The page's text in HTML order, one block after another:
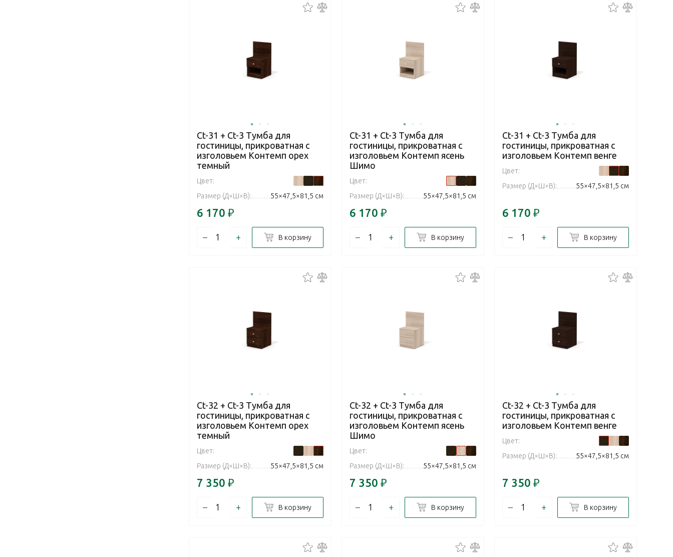
Ct-31 + Ct-3 Тумба для
гостиницы, прикроватная с
изголовьем Контемп орех
темный
Цвет:
Размер (Д×Ш×В):
55×47,5×81,5 см
6 170 ₽
– + В корзину
Ct-31 + Ct-3 Тумба для
гостиницы, прикроватная с
изголовьем Контемп ясень
Шимо
Цвет:
Размер (Д×Ш×В):
55×47,5×81,5 см
6 170 ₽
– + В корзину
Ct-31 + Ct-3 Тумба для
гостиницы, прикроватная с
изголовьем Контемп венге
Цвет:
Размер (Д×Ш×В):
55×47,5×81,5 см
6 170 ₽
– + В корзину
Ct-32 + Ct-3 Тумба для
гостиницы, прикроватная с
изголовьем Контемп орех
темный
Цвет:
Размер (Д×Ш×В):
55×47,5×81,5 см
7 350 ₽
– + В корзину
Ct-32 + Ct-3 Тумба для
гостиницы, прикроватная с
изголовьем Контемп ясень
Шимо
Цвет:
Размер (Д×Ш×В):
55×47,5×81,5 см
7 350 ₽
– + В корзину
Ct-32 + Ct-3 Тумба для
гостиницы, прикроватная с
изголовьем Контемп венге
Цвет:
Размер (Д×Ш×В):
55×47,5×81,5 см
7 350 ₽
– + В корзину